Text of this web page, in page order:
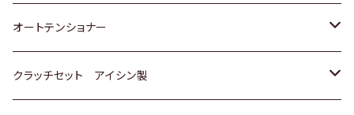
スバル
三菱
スバル
三菱
スバル
いすゞ
ダイハツ
GOLF
ＷＡＧＥＮ
ＷＡＧＥＮ
ＶＯＬＶＯ
ホンダ
スズキ
スズキ
ダイハツ
オートテンショナー
トヨタ
クラッチセット アイシン製